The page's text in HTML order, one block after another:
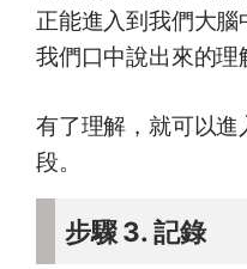
正能進入到我們大
我們口中說出來的理
有了理解，就可以
段。
步驟 3. 記錄